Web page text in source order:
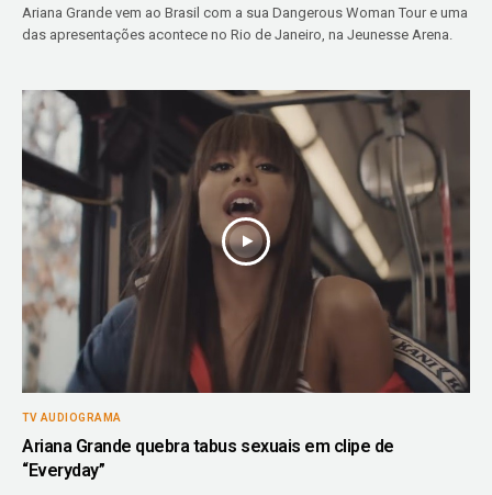
Ariana Grande vem ao Brasil com a sua Dangerous Woman Tour e uma
das apresentações acontece no Rio de Janeiro, na Jeunesse Arena.
TV AUDIOGRAMA
Ariana Grande quebra tabus sexuais em clipe de
“Everyday”